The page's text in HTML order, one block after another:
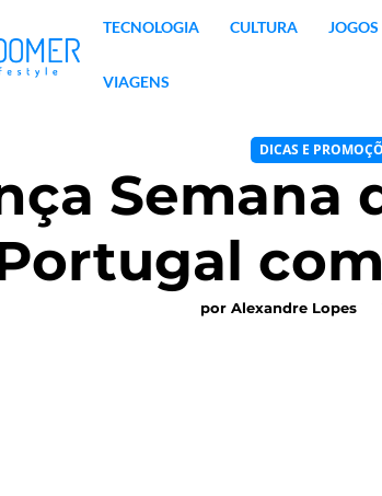
TECNOLOGIA CULTURA JOGOS
VIAGENS
DICAS E
Semana
por Alexandre Lopes